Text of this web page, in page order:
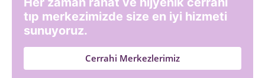
tıp merkezimizde size en iyi hizmeti
sunuyoruz.
Cerrahi Merkezlerimiz